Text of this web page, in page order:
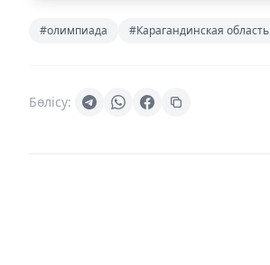
#олимпиада #Карагандинская область
Бөлісу: